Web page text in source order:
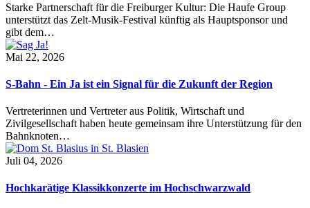
Starke Partnerschaft für die Freiburger Kultur: Die Haufe Group
unterstützt das Zelt-Musik-Festival künftig als Hauptsponsor und
gibt dem…
Mai 22, 2026
S-Bahn - Ein Ja ist ein Signal für die Zukunft der Region
Vertreterinnen und Vertreter aus Politik, Wirtschaft und
Zivilgesellschaft haben heute gemeinsam ihre Unterstützung für den
Bahnknoten…
Juli 04, 2026
Hochkarätige Klassikkonzerte im Hochschwarzwald